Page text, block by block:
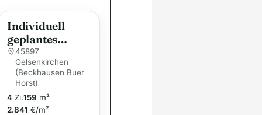
Individuell
geplantes
Einfamilienhau
s in
Gelsenkirchen
– Nachhaltiges
Wohnen mit
45897
Gelsenkirchen
(Beckhausen Buer
Horst)
4 Zi.159 m²
2.841 €/m²